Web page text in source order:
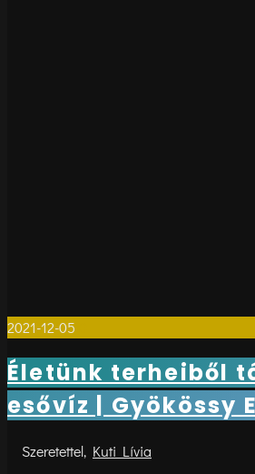
2021-12-05
Életünk terheiből
esővíz | Gyökössy
Kuti Lívia